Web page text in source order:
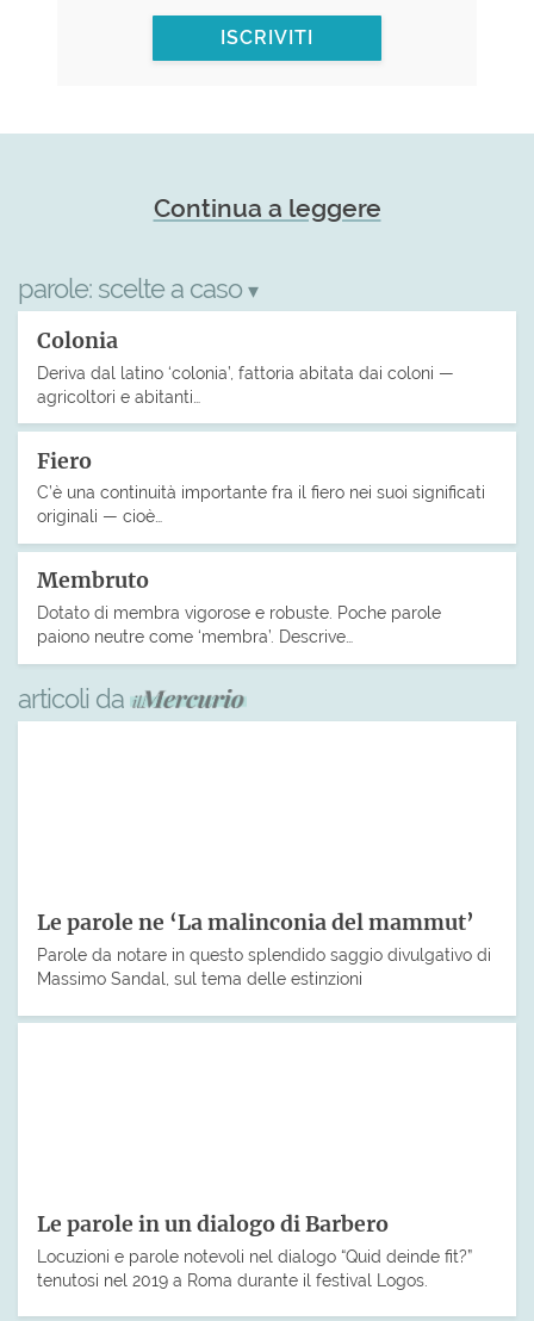
ISCRIVITI
Continua a leggere
parole: scelte a caso ▾
Colonia
Deriva dal latino ‘colonia’, fattoria abitata dai coloni —
agricoltori e abitanti…
Fiero
C’è una continuità importante fra il fiero nei suoi significati
originali — cioè…
Membruto
Dotato di membra vigorose e robuste. Poche parole
paiono neutre come ‘membra’. Descrive…
articoli da
Le parole ne ‘La malinconia del mammut’
Parole da notare in questo splendido saggio divulgativo di
Massimo Sandal, sul tema delle estinzioni
Le parole in un dialogo di Barbero
Locuzioni e parole notevoli nel dialogo “Quid deinde fit?”
tenutosi nel 2019 a Roma durante il festival Logos.